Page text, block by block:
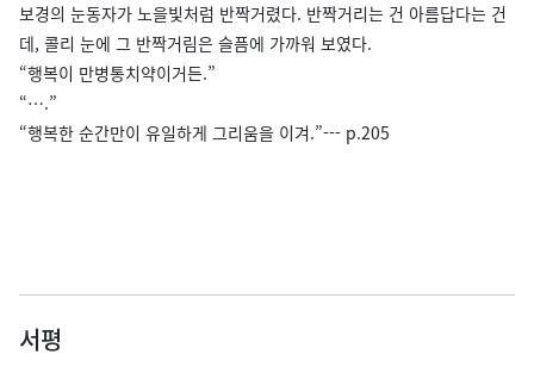
보경의 눈동자가 노을빛처럼 반짝거렸다. 반짝거리는 건 아름답다는 건
데, 콜리 눈에 그 반짝거림은 슬픔에 가까워 보였다.
“행복이 만병통치약이거든.”
“….”
“행복한 순간만이 유일하게 그리움을 이겨.”--- p.205
서평